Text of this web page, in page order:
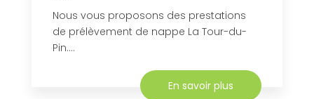
Nous vous proposons des prestations
de prélèvement de nappe La Tour-du-
Pin....
En savoir plus